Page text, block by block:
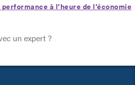
à l’heure de l’économie
un expert ?